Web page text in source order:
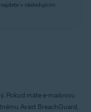
v následujícím
Pokud máte e-mailovou
Avast BreachGuard,